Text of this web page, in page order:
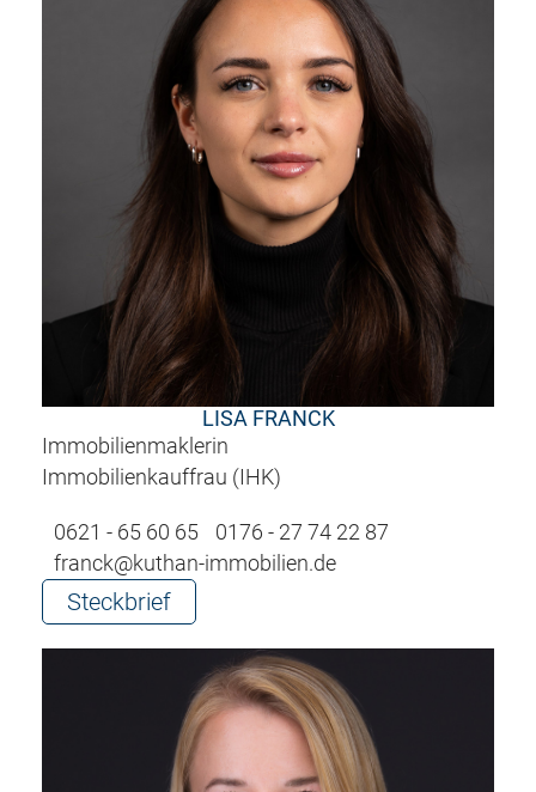
LISA FRANCK
Immobilienmaklerin
Immobilienkauffrau (IHK)
0621 - 65 60 65
0176 - 27 74 22 87
franck@kuthan-immobilien.de
Steckbrief